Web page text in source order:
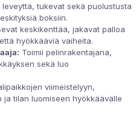
leveyttä, tukevat sekä puolustusta
boksiin.
keskikenttää, jakavat palloa
hyökkääviä vaiheita.
Toimii pelinrakentajana,
sekä luo
viimeistelyyn,
tilan luomiseen hyökkäävälle